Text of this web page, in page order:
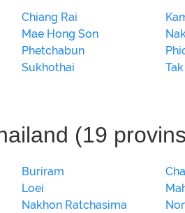
Chiang Rai
Mae Hong Son
Phetchabun
Sukhothai Tak
(19
Buriram
Loei
Nakhon Ratchasima